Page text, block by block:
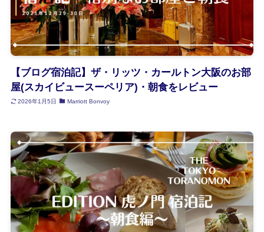
【ブログ宿泊記】ザ・リッツ・カールトン大阪のお部
屋(スカイビュースーペリア)・朝食をレビュー
2026年1月5日 Marriott Bonvoy